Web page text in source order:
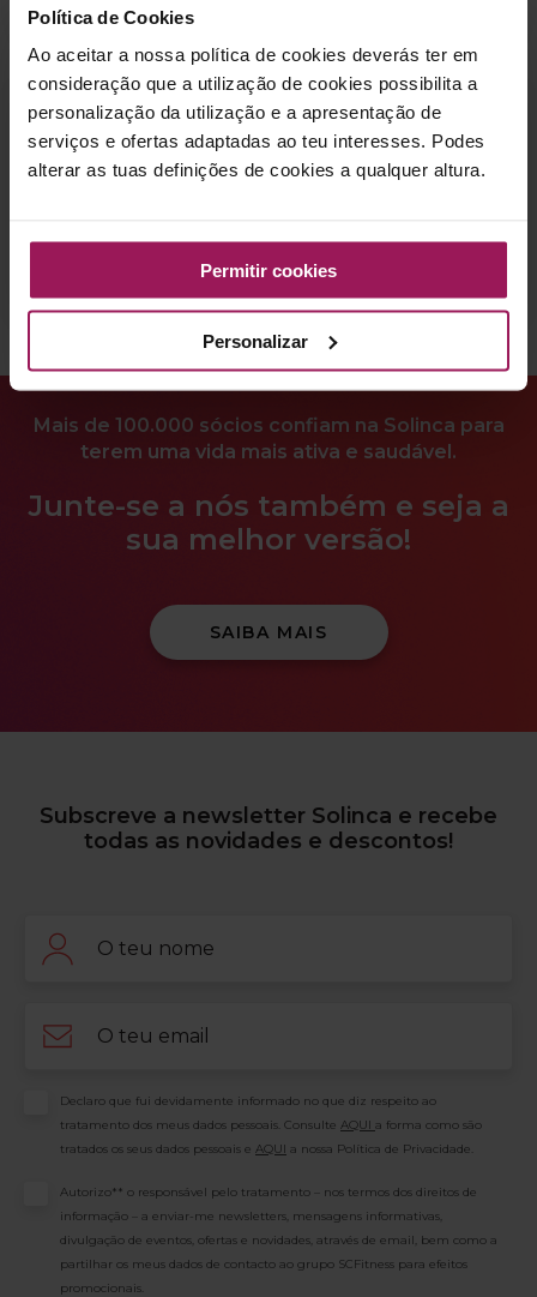
Política de Cookies
Ao aceitar a nossa política de cookies deverás ter em
consideração que a utilização de cookies possibilita a
personalização da utilização e a apresentação de
serviços e ofertas adaptadas ao teu interesses. Podes
alterar as tuas definições de cookies a qualquer altura.
Permitir cookies
Personalizar
Mapa de aulas:
Mais de 100.000 sócios confiam na Solinca para
terem uma vida mais ativa e saudável.
Junte-se a nós também e seja a
sua melhor versão!
SAIBA MAIS
Subscreve a newsletter Solinca e recebe
todas as novidades e descontos!
Consentimento
Declaro que fui devidamente informado no que diz respeito ao
tratamento dos meus dados pessoais. Consulte AQUI a forma como são
tratados os seus dados pessoais e AQUI a nossa Política de Privacidade.
Consentimento
Autorizo** o responsável pelo tratamento – nos termos dos direitos de
informação – a enviar-me newsletters, mensagens informativas,
divulgação de eventos, ofertas e novidades, através de email, bem como a
partilhar os meus dados de contacto ao grupo SCFitness para efeitos
promocionais.